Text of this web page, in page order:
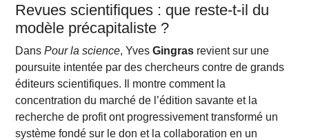
Revues scientifiques : que reste-t-il du
modèle précapitaliste ?
DansPour la science, YvesGingras revient sur une
poursuite intentée par des chercheurs contre de grands
éditeurs scientifiques. Il montre comment la
concentration du marché de l’édition savante et la
recherche de profit ont progressivement transformé un
système fondé sur le don et la collaboration en un